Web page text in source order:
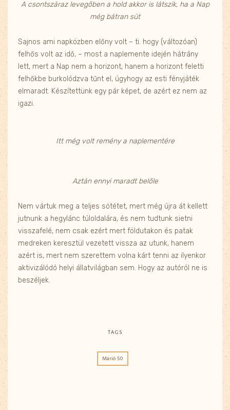
A csontszáraz levegőben a hold akkor is látszik, ha a Nap
még bátran süt
Sajnos ami napközben előny volt – ti. hogy (változóan)
felhős volt az idő, – most a naplemente idején hátrány
lett, mert a Nap nem a horizont, hanem a horizont feletti
felhőkbe burkolódzva tűnt el, úgyhogy az esti fényjáték
elmaradt. Készítettünk egy pár képet, de azért ez nem az
igazi.
Itt még volt remény a naplementére
Aztán ennyi maradt belőle
Nem vártuk meg a teljes sötétet, mert még újra át kellett
jutnunk a hegylánc túloldalára, és nem tudtunk sietni
visszafelé, nem csak ezért mert földutakon és patak
medreken keresztül vezetett vissza az utunk, hanem
azért is, mert nem szerettem volna kárt tenni az ilyenkor
aktivizálódó helyi állatvilágban sem. Hogy az autóról ne is
beszéljek.
TAGS
Márió 50